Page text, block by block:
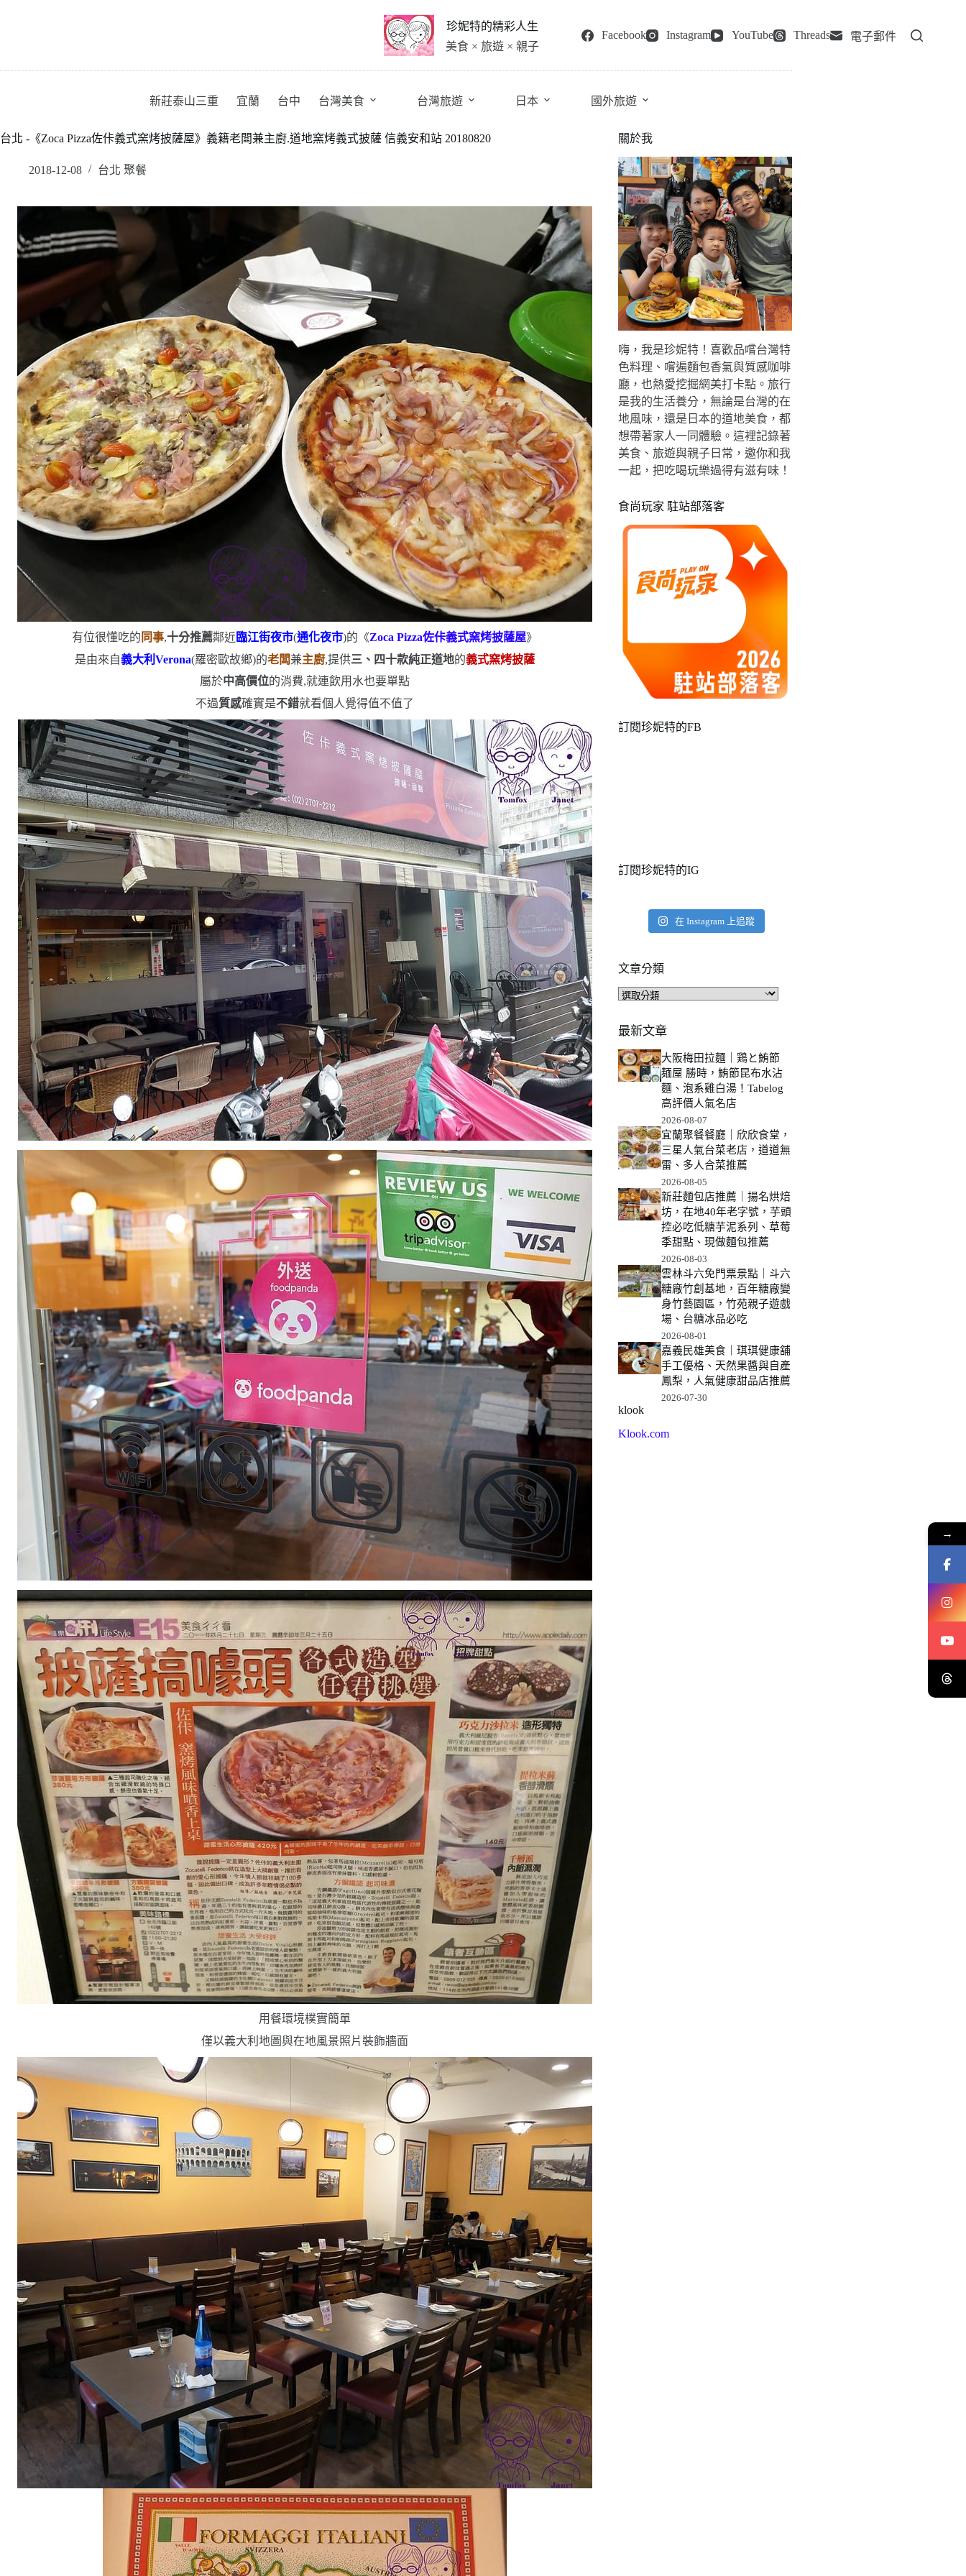
珍妮特的精彩人生
美食 × 旅遊 × 親子
Facebook Instagram YouTube Threads 電子郵件
新莊泰山三重 宜蘭 台中 台灣美食 台灣旅遊 日本 國外旅遊
台北 -《Zoca Pizza佐佧義式窯烤披薩屋》義籍老闆兼主廚.道地窯烤義式披薩 信義安和站 20180820
2018-12-08 台北 聚餐
有位很懂吃的 同事,十分推薦鄰近臨江街夜市(通化夜市)的《Zoca Pizza佐佧義式窯烤披薩屋》
是由來自義大利Verona(羅密歐故鄉)的老闆兼主廚,提供三、四十款純正道地的義式窯烤披薩
屬於中高價位的消費,就連飲用水也要單點
不過質感確實是不錯就看個人覺得值不值了
用餐環境樸實簡單
僅以義大利地圖與在地風景照片裝飾牆面
關於我
嗨，我是珍妮特！喜歡品嚐台灣特
色料理、嚐遍麵包香氣與質感咖啡
廳，也熱愛挖掘網美打卡點。旅行
是我的生活養分，無論是台灣的在
地風味，還是日本的道地美食，都
想帶著家人一同體驗。這裡記錄著
美食、旅遊與親子日常，邀你和我
一起，把吃喝玩樂過得有滋有味！
食尚玩家 駐站部落客
訂閱珍妮特的FB
訂閱珍妮特的IG
在 Instagram 上追蹤
文章分類
文
分
類
最新文章
大阪梅田拉麵｜鶏と鮪節
麺屋 勝時，鮪節昆布水沾
麵、泡系雞白湯！Tabelog
高評價人氣名店
2026-08-07
宜蘭聚餐餐廳｜欣欣食堂，
三星人氣台菜老店，道道無
雷、多人合菜推薦
2026-08-05
新莊麵包店推薦｜揚名烘焙
坊，在地40年老字號，芋頭
控必吃低糖芋泥系列、草莓
季甜點、現做麵包推薦
2026-08-03
雲林斗六免門票景點｜斗六
糖廠竹創基地，百年糖廠變
身竹藝園區，竹苑親子遊戲
場、台糖冰品必吃
2026-08-01
嘉義民雄美食｜琪琪健康舖
手工優格、天然果醬與自產
鳳梨，人氣健康甜品店推薦
2026-07-30
klook
Klook.com
→